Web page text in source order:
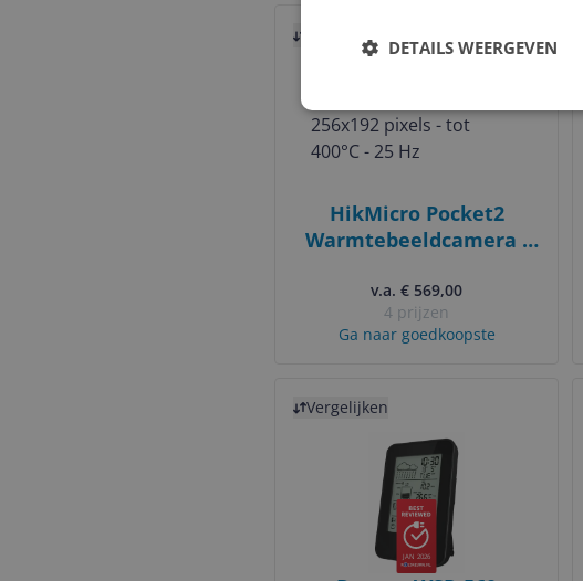
Vergelijken
HikMicro Pocket2
Warmtebeeldcamera -
400°C - 25 Hz
v.a. € 569,00
4 prijzen
Ga naar goedkoopste
Vergelijken
JAN 2026
DETAILS WEERGEVEN